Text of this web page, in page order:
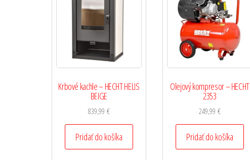
Krbové kachle – HECHT HELIS
BEIGE
839,99 €
Pridať do košíka
Olejový kompresor – HECHT
2353
249,99 €
Pridať do košíka